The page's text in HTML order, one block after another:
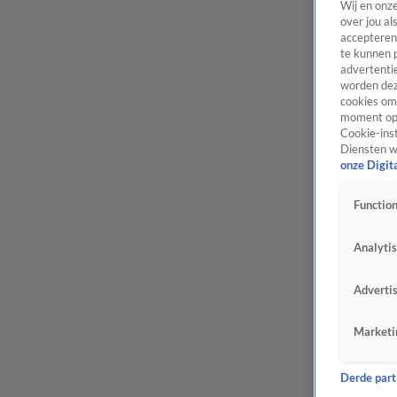
Wij en
over jou
te kunnen
worden
cookies
moment
Cookie-
Diensten
onze
Derde